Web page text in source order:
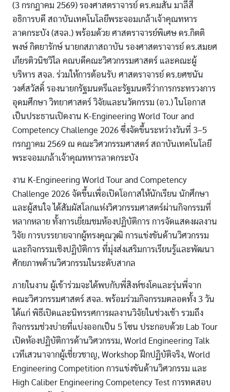
(3 กรกฎาคม 2569) รองศาสตราจารย์ ดร.คมสัน มาลีสี
อธิการบดี สถาบันเทคโนโลยีพระจอมเกล้าเจ้าคุณทหาร
ลาดกระบัง (สจล.) พร้อมด้วย ศาสตราจารย์พิเศษ ดร.กิตติ
พงษ์ กิตยารักษ์ นายกสภาสถาบัน รองศาสตราจารย์ ดร.สมยศ
เกียรติวนิชวิไล คณบดีคณะวิศวกรรมศาสตร์ และคณะผู้
บริหาร สจล. ร่วมให้การต้อนรับ ศาสตราจารย์ ดร.ยศชนัน
วงศ์สวัสดิ์ รองนายกรัฐมนตรีและรัฐมนตรีว่าการกระทรวงการ
อุดมศึกษา วิทยาศาสตร์ วิจัยและนวัตกรรม (อว.) ในโอกาส
เป็นประธานเปิดงาน K-Engineering World Tour and
Competency Challenge 2026 ซึ่งจัดขึ้นระหว่างวันที่ 3–5
กรกฎาคม 2569 ณ คณะวิศวกรรมศาสตร์ สถาบันเทคโนโลยี
พระจอมเกล้าเจ้าคุณทหารลาดกระบัง
งาน K-Engineering World Tour and Competency
Challenge 2026 จัดขึ้นเพื่อเปิดโอกาสให้นักเรียน นักศึกษา
และผู้สนใจ ได้สัมผัสโลกแห่งวิศวกรรมศาสตร์ผ่านกิจกรรมที่
หลากหลาย ทั้งการเยี่ยมชมห้องปฏิบัติการ การจัดแสดงผลงาน
วิจัย การบรรยายจากผู้ทรงคุณวุฒิ การแข่งขันด้านวิศวกรรม
และกิจกรรมเชิงปฏิบัติการ ที่มุ่งส่งเสริมการเรียนรู้และพัฒนา
ศักยภาพด้านวิศวกรรมในระดับสากล
ภายในงาน ผู้เข้าร่วมจะได้พบกับพี่สิงห์ชงโคและรุ่นพี่จาก
คณะวิศวกรรมศาสตร์ สจล. พร้อมร่วมกิจกรรมตลอดทั้ง 3 วัน
ได้แก่ พิธีเปิดและนิทรรศการผลงานวิจัยในช่วงเช้า รวมถึง
กิจกรรมช่วงบ่ายที่แบ่งออกเป็น 5 โซน ประกอบด้วย Lab Tour
เปิดห้องปฏิบัติการด้านวิศวกรรม, World Engineering Talk
เวทีเสวนาจากผู้เชี่ยวชาญ, Workshop ฝึกปฏิบัติจริง, World
Engineering Competition การแข่งขันด้านวิศวกรรม และ
High Caliber Engineering Competency Test การทดสอบ